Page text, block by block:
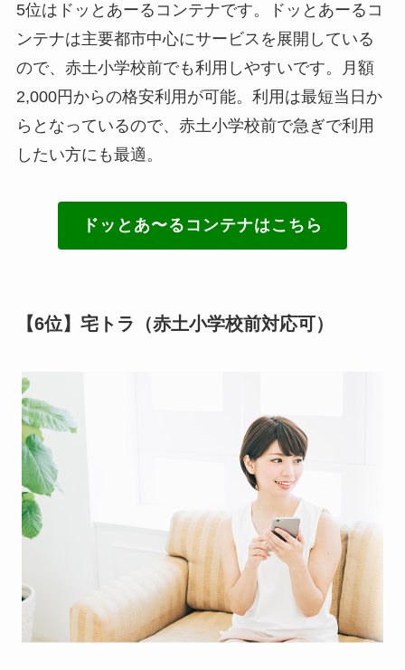
5位はドッとあーるコンテナです。ドッとあーるコ
ンテナは主要都市中心にサービスを展開している
ので、赤土小学校前でも利用しやすいです。月額
2,000円からの格安利用が可能。利用は最短当日か
らとなっているので、赤土小学校前で急ぎで利用
したい方にも最適。
ドッとあ〜るコンテナはこちら
【6位】宅トラ（赤土小学校前対応可）